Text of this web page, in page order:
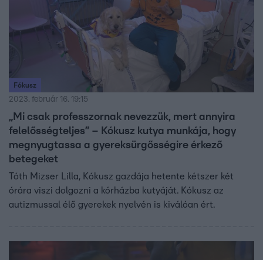
Fókusz
2023. február 16. 19:15
„Mi csak professzornak nevezzük, mert annyira
felelősségteljes” – Kókusz kutya munkája, hogy
megnyugtassa a gyereksürgősségire érkező
betegeket
Tóth Mizser Lilla, Kókusz gazdája hetente kétszer két
órára viszi dolgozni a kórházba kutyáját. Kókusz az
autizmussal élő gyerekek nyelvén is kiválóan ért.